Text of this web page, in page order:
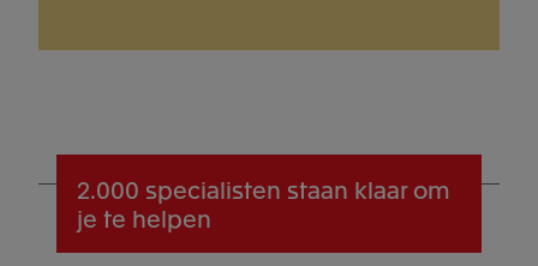
2.000 specialisten staan klaar om
je te helpen